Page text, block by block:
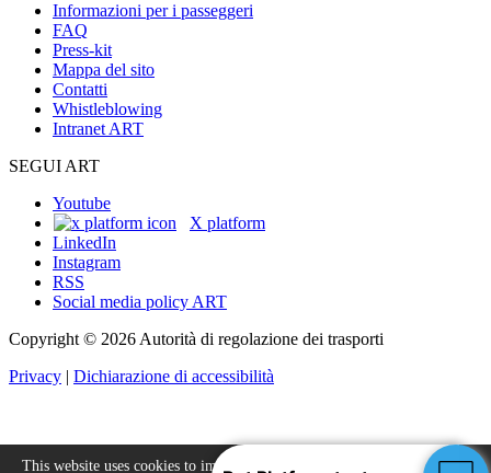
Informazioni per i passeggeri
FAQ
Press-kit
Mappa del sito
Contatti
Whistleblowing
Intranet ART
SEGUI ART
Youtube
X platform
LinkedIn
Instagram
RSS
Social media policy ART
Copyright © 2026 Autorità di regolazione dei trasporti
Privacy
Dichiarazione di accessibilità
This website uses cookies to improve your experience.